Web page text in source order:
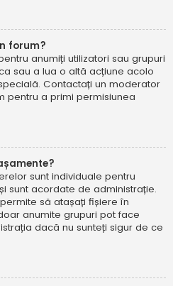
forum?
anumiți utilizatori sau grupuri
sau a lua o altă acțiune acolo
Contactați un moderator
pentru a primi permisiunea
sunt individuale pentru
sunt acordate de administrație.
să atașați fișiere în
anumite grupuri pot face
dacă nu sunteți sigur de ce